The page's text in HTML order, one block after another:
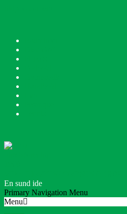
En sund ide
Primary Navigation Menu
Menu